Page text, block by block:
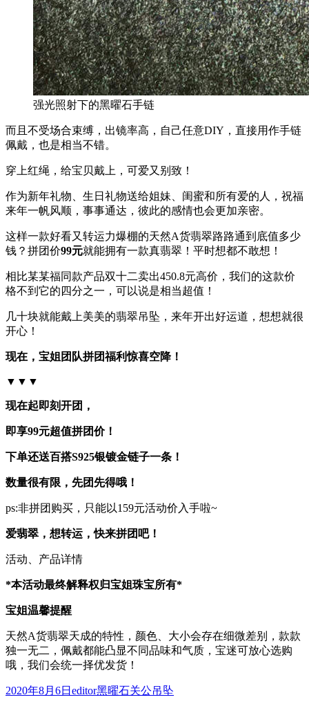
强光照射下的黑曜石手链
而且不受场合束缚，出镜率高，自己任意DIY，直接用作手链
佩戴，也是相当不错。
穿上红绳，给宝贝戴上，可爱又别致！
作为新年礼物、生日礼物送给姐妹、闺蜜和所有爱的人，祝福
来年一帆风顺，事事通达，彼此的感情也会更加亲密。
这样一款好看又转运力爆棚的天然A货翡翠路路通到底值多少
钱？拼团价99元就能拥有一款真翡翠！平时想都不敢想！
相比某某福同款产品双十二卖出450.8元高价，我们的这款价
格不到它的四分之一，可以说是相当超值！
几十块就能戴上美美的翡翠吊坠，来年开出好运道，想想就很
开心！
现在，宝姐团队拼团福利惊喜空降！
▼▼▼
现在起即刻开团，
即享99元超值拼团价！
下单还送百搭S925银镀金链子一条！
数量很有限，先团先得哦！
ps:非拼团购买，只能以159元活动价入手啦~
爱翡翠，想转运，快来拼团吧！
活动、产品详情
*本活动最终解释权归宝姐珠宝所有*
宝姐温馨提醒
天然A货翡翠天成的特性，颜色、大小会存在细微差别，款款
独一无二，佩戴都能凸显不同品味和气质，宝迷可放心选购
哦，我们会统一择优发货！
发
2020年8月6日 作
editor分
黑曜石关公吊坠